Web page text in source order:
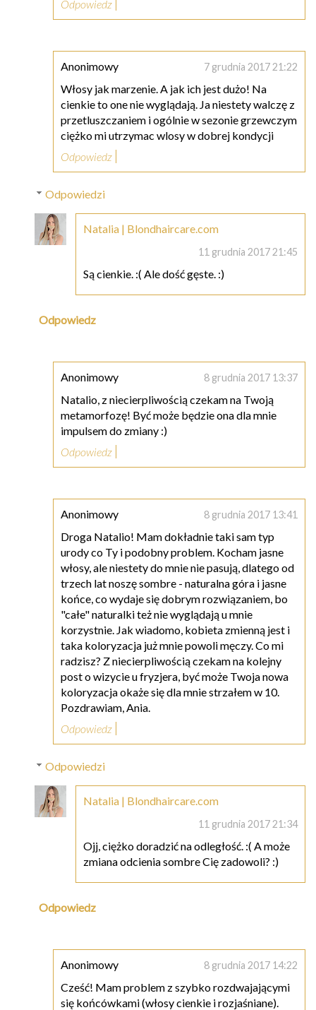
Odpowiedz
Anonimowy 7 grudnia 2017 21:22
Włosy jak marzenie. A jak ich jest dużo! Na
cienkie to one nie wyglądają. Ja niestety walczę z
przetluszczaniem i ogólnie w sezonie grzewczym
ciężko mi utrzymac wlosy w dobrej kondycji
Odpowiedz
Odpowiedzi
Natalia | Blondhaircare.com
11 grudnia 2017 21:45
Są cienkie. :( Ale dość gęste. :)
Odpowiedz
Anonimowy 8 grudnia 2017 13:37
Natalio, z niecierpliwością czekam na Twoją
metamorfozę! Być może będzie ona dla mnie
impulsem do zmiany :)
Odpowiedz
Anonimowy 8 grudnia 2017 13:41
Droga Natalio! Mam dokładnie taki sam typ
urody co Ty i podobny problem. Kocham jasne
włosy, ale niestety do mnie nie pasują, dlatego od
trzech lat noszę sombre - naturalna góra i jasne
końce, co wydaje się dobrym rozwiązaniem, bo
"całe" naturalki też nie wyglądają u mnie
korzystnie. Jak wiadomo, kobieta zmienną jest i
taka koloryzacja już mnie powoli męczy. Co mi
radzisz? Z niecierpliwością czekam na kolejny
post o wizycie u fryzjera, być może Twoja nowa
koloryzacja okaże się dla mnie strzałem w 10.
Pozdrawiam, Ania.
Odpowiedz
Odpowiedzi
Natalia | Blondhaircare.com
11 grudnia 2017 21:34
Ojj, ciężko doradzić na odległość. :( A może
zmiana odcienia sombre Cię zadowoli? :)
Odpowiedz
Anonimowy 8 grudnia 2017 14:22
Cześć! Mam problem z szybko rozdwajającymi
się końcówkami (włosy cienkie i rozjaśniane).